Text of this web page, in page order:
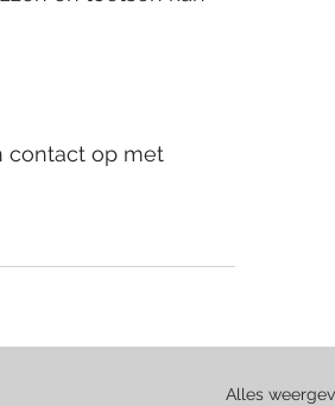
contact op met
Alles